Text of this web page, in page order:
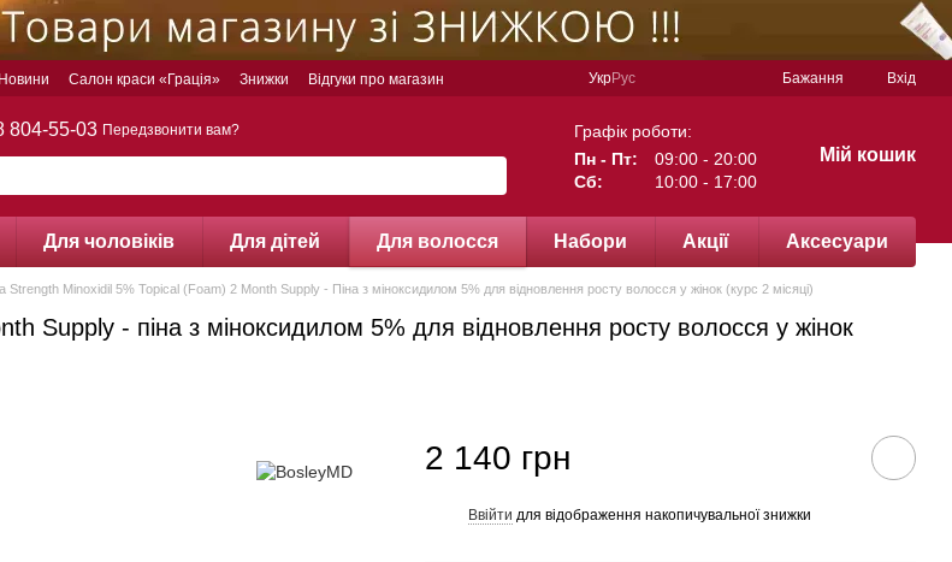
Новини Салон краси «Грація» Знижки Відгуки про магазин УкрРус Бажання Вхід
804-55-03 Передзвонити вам?
Графік роботи:
Пн - Пт:
09:00 - 20:00
Сб:
10:00 - 17:00
Мій кошик
Для чоловіків Для дітей Для волосся Набори Акції Аксесуари
Strength Minoxidil 5% Topical (Foam) 2 Month Supply - Піна з міноксидилом 5% для відновлення росту волосся у жінок (курс 2 місяці)
Supply - піна з міноксидилом 5% для відновлення росту волосся у жінок
2 140 грн
Ввійти для відображення накопичувальної знижки